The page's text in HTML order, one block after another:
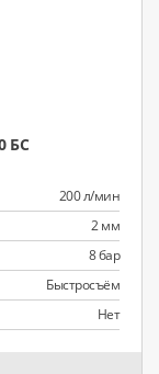
БС
200 л/мин
2 мм
8 бар
Быстросъём
Нет